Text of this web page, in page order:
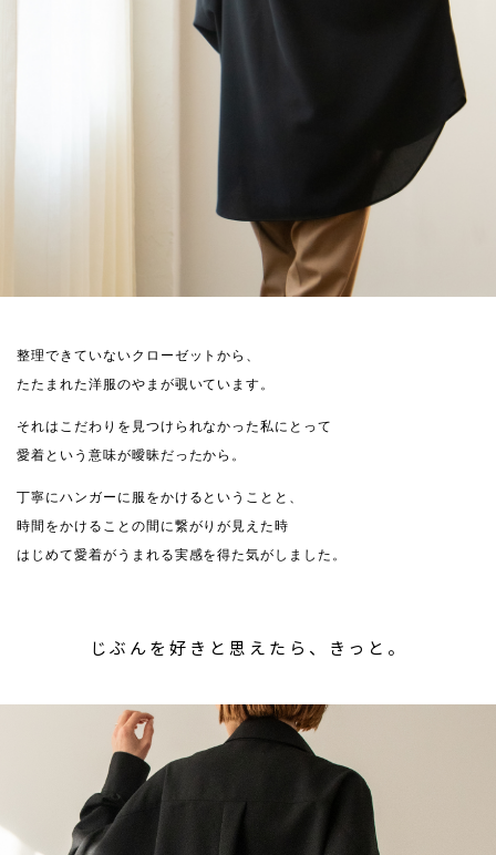
整理できていないクローゼットから、
たたまれた洋服のやまが覗いています。
それはこだわりを見つけられなかった私にとって
愛着という意味が曖昧だったから。
丁寧にハンガーに服をかけるということと、
時間をかけることの間に繋がりが見えた時
はじめて愛着がうまれる実感を得た気がしました。
じぶんを好きと思えたら、きっと。